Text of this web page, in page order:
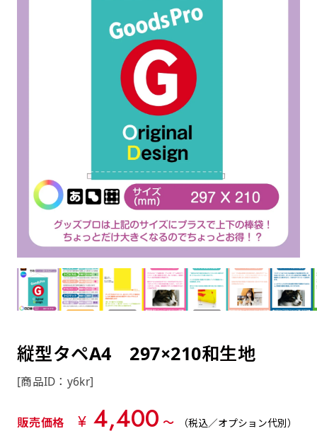
縦型タペA4 297×210和生地
[商品ID：y6kr]
販売価格 ¥ 4,400 〜 （税込／オプション代別）
場合につきましてはご希望の仕上がりサイズ
に対して四辺（すべての辺をプラス10ｍｍ）
したサイズで製作ください。（重要な情報な
どについては仕上がりサイズから四辺内側に
20ｍｍ程度内側の範囲内でデザイン校正して
当社の既製デザインを利用してのぼり旗を
のぼり旗の改造プランとなりますので改造の
程度によってデザイン加工費用が発生いたし
ます。
詳細はお問い合わせください。
リピート
つくった、◯◯のぼり」の様に曖昧でも構い
リピート（要画像確認）［ +298円 ］
当社の既製のぼり旗に対してお客様の任意の
テキストや企業情報・お店情報などを埋め込
むことができます。ご購入時にご希望の店舗
名などをご記載ください。専任のデザイナー
がバッチリデザインします。書体などのご指
定がなければ、のぼりのイメージに最適のフ
ォントを使用します。基本的にのぼりの下部
にショップ名、社名、電話番号が入ります。
データをお送りいただけましたらロゴの印刷
も出来ます。
お客様が納得するまで何度でもデザインの修
正をしますので、初めての方でもお気軽にご
相談ください。
する場合があります。
セル不可となります。
デザインをするとどの方向でデザインをする
と良いかひらめくかもしれません。デザイン
の方向性につきましてはお客様の好みもあり
ますので、見られる方（お客様）ができる限
り反転したデザインをみるよりも正像でみら
れるデザインを提供したいかと思いますので
その辺を参考にするとよいかもしれません。
レギュラー(60x180)
よく見かける一般的なのぼり旗のサイズです。
ほとんどのポールや注水台に使用できます。
ショート(60x150)
レギュラー(180x60)
よく見かける一般的なのぼり旗のサイズです。
ほとんどのポールや注水台に使用できます。
ショート(150x60)
カーブ形状の特殊なのぼり旗にも適合する加
工方法となります。
ハトメ（鳩目）とは、革や布などに開けた穴
を補強するために取り付けるリングです。壁
側にロープなどで固定して、突風で倒れること
も風向きによってずっと裏向きになってしまう
いこともありません。
上下チチ
（上と下）
左右チチ
（左右） （上と左右）
カーブ形状の特殊なのぼり旗にも適合する加
工方法となります。
ハトメ（鳩目）とは、革や布などに開けた穴
を補強するために取り付けるリングです。壁
側にロープなどで固定して、突風で倒れること
も風向きによってずっと裏向きになってしまう
いこともありません。
上チチ 上下チチ 左右チチ
（上と左右） （四辺にチチ）
側辺補強縫製
［ +38円 ］
L字補強縫製
［ +38円 ］
チチのついてない長辺・
短辺を補強縫製します
三辺補強
［ +48円 ］
チチのついてない長辺・
四辺補強
のぼり旗の四辺すべてを
補強縫製します
のぼり旗製作で一番良く使用される生地で
す。生地の厚みが薄く、裏側にインクが浸透
しやすい生地です。
［ +299円 ］
ワンランク厚手のトロピカル（生地の厚みが
ポンジをやや厚くした生地です。ポンジと比
べると約2倍の厚みがあります。タペストリー
【注意点】
スリット（切り込み）は均等割りを意識して
カットラインを入れます。
デザインや絵柄をスリット加工時にカットす
る場合があります。